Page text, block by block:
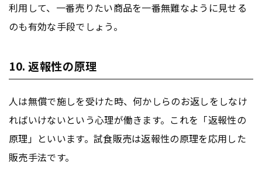
利用して、一番売りたい商品を一番無難なように見せる
のも有効な手段でしょう。
10. 返報性の原理
人は無償で施しを受けた時、何かしらのお返しをしなけ
ればいけないという心理が働きます。これを「返報性の
原理」といいます。試食販売は返報性の原理を応用した
販売手法です。